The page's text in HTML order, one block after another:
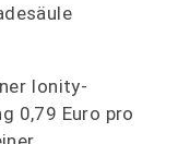
Ionity-
0,79 Euro pro